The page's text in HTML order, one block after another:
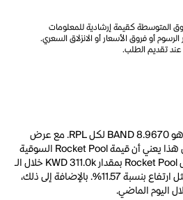
المتوسطة كقيمة إرشادية للمعلومات
أو فروق الأسعار أو الانزلاق السعري.
عند تقديم الطلب.
السعر الحالي لـ Rocket Pool هو BAND 8.9670 لكل RPL. مع عرض
متداول يبلغ 22.70M RPL، فإن هذا يعني أن قيمة Rocket Pool السوقية
تبلغ 10.85M. ارتفع حجم تداول Rocket Pool بمقدار KWD 311.0k خلال الـ
24 ساعة الماضية، وهو ما يمثل ارتفاع بنسبة 11.57%. بالإضافة إلى ذلك،